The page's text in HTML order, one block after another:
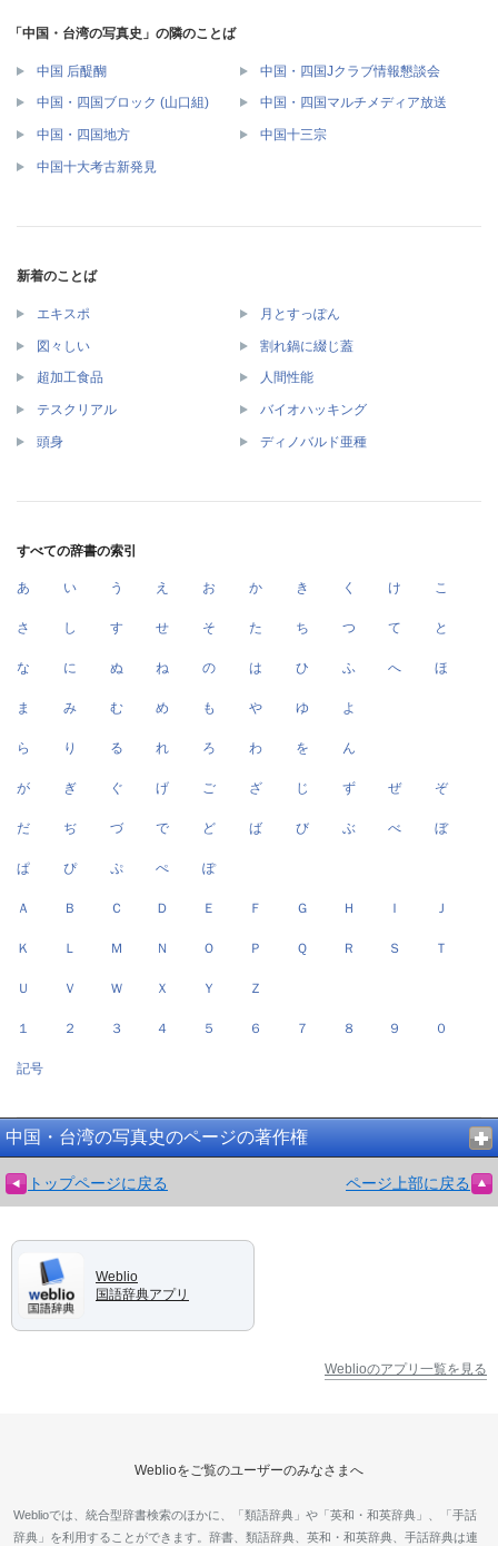
「中国・台湾の写真史」の隣のことば
中国 后醍醐 中国・四国Jクラブ情報懇談会
中国・四国ブロック (山口組) 中国・四国マルチメディア放送
中国・四国地方 中国十三宗
中国十大考古新発見
新着のことば
エキスポ 月とすっぽん
図々しい 割れ鍋に綴じ蓋
超加工食品 人間性能
テスクリアル バイオハッキング
頭身 ディノバルド亜種
すべての辞書の索引
あ い う え お か き く け こ
さ し す せ そ た ち つ て と
な に ぬ ね の は ひ ふ へ ほ
ま み む め も や ゆ よ
ら り る れ ろ わ を ん
が ぎ ぐ げ ご ざ じ ず ぜ ぞ
だ ぢ づ で ど ば び ぶ べ ぼ
ぱ ぴ ぷ ぺ ぽ
Ａ Ｂ Ｃ Ｄ Ｅ Ｆ Ｇ Ｈ Ｉ Ｊ
Ｋ Ｌ Ｍ Ｎ Ｏ Ｐ Ｑ Ｒ Ｓ Ｔ
Ｕ Ｖ Ｗ Ｘ Ｙ Ｚ
１ ２ ３ ４ ５ ６ ７ ８ ９ ０
記号
中国・台湾の写真史のページの著作権
トップページに戻る ページ上部に戻る
Weblio
国語辞典アプリ
Weblioのアプリ一覧を見る
Weblioをご覧のユーザーのみなさまへ
Weblioでは、統合型辞書検索のほかに、「類語辞典」や「英和・和英辞典」、「手話
辞典」を利用することができます。辞書、類語辞典、英和・和英辞典、手話辞典は連